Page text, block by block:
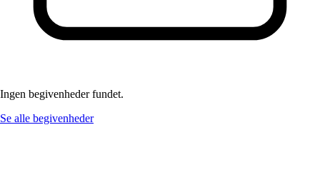
Ingen begivenheder fundet.
Se alle begivenheder